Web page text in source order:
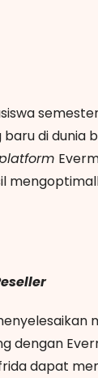
di dunia
dengan
dapat